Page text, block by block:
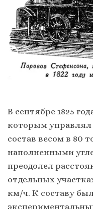
В сентябре 1825
которым управлял
состав весом в 80
наполненными
преодолел
отдельных
км/ч. К составу